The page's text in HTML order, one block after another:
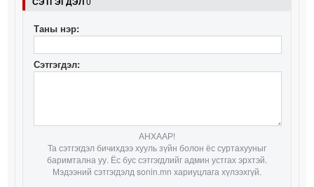
Таны нэр:
Сэтгэгдэл:
АНХААР!
Та сэтгэгдэл бичихдээ хууль зүйн болон ёс суртахууныг
баримтална уу. Ёс бус сэтгэгдлийг админ устгах эрхтэй.
Мэдээний сэтгэгдэлд sonin.mn хариуцлага хүлээхгүй.